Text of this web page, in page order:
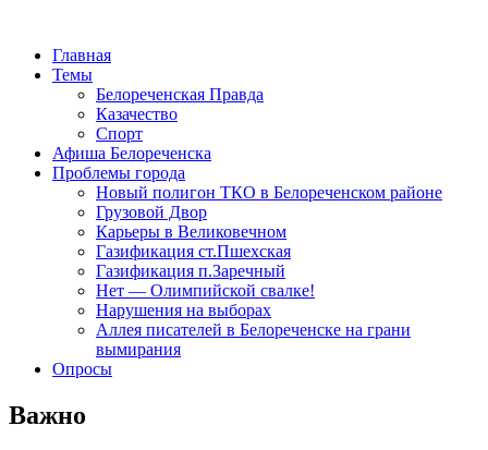
Главная
Темы
Белореченская Правда
Казачество
Спорт
Афиша Белореченска
Проблемы города
Новый полигон ТКО в Белореченском районе
Грузовой Двор
Карьеры в Великовечном
Газификация ст.Пшехская
Газификация п.Заречный
Нет — Олимпийской свалке!
Нарушения на выборах
Аллея писателей в Белореченске на грани
вымирания
Опросы
Важно